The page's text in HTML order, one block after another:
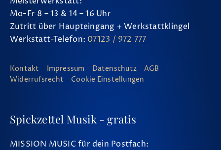
Mo-Fr 8 – 13 & 14 – 16 Uhr
Zutritt über Haupteingang + Werkstattklingel
Werkstatt-Telefon: 07123 / 972 777
Kontakt Impressum Datenschutz
AGB
Widerrufsrecht
Cookie Einstellungen
Spickzettel Musik - gratis
MISSION MUSIC für dein Postfach: